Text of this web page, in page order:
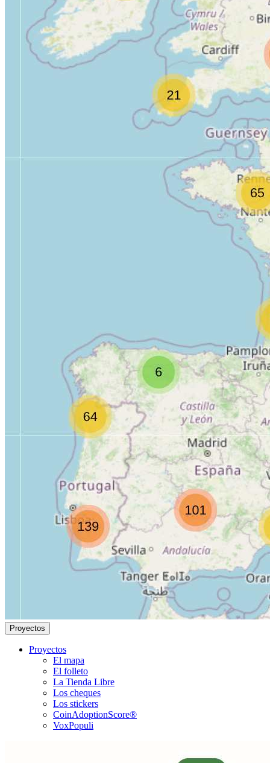
Proyectos
Proyectos
El mapa
El folleto
La Tienda Libre
Los cheques
Los stickers
CoinAdoptionScore®
VoxPopuli